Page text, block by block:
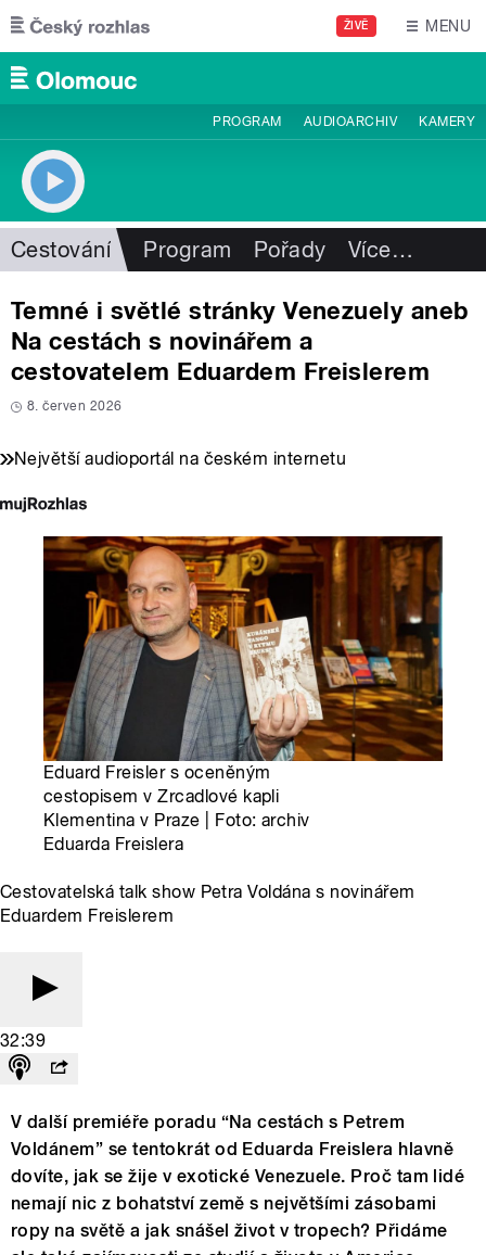
Přejít k hlavnímu obsahu
ŽIVĚ MENU
PROGRAM AUDIOARCHIV KAMERY
Cestování Program Pořady Více…
Temné i světlé stránky Venezuely aneb
Na cestách s novinářem a
cestovatelem Eduardem Freislerem
8. červen 2026
Největší audioportál na českém internetu
Eduard Freisler s oceněným
cestopisem v Zrcadlové kapli
Klementina v Praze | Foto: archiv
Eduarda Freislera
Cestovatelská talk show Petra Voldána s novinářem
Eduardem Freislerem
32:39
V další premiéře poradu “Na cestách s Petrem
Voldánem” se tentokrát od Eduarda Freislera hlavně
dovíte, jak se žije v exotické Venezuele. Proč tam lidé
nemají nic z bohatství země s největšími zásobami
ropy na světě a jak snášel život v tropech? Přidáme